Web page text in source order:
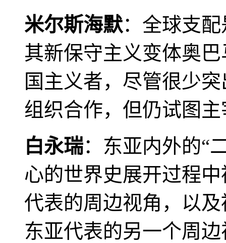
米尔斯海默：全球支
其新保守主义变体奥
国主义者，尽管很少
组织合作，但仍试图
白永瑞：东亚内外的“
心的世界史展开过程
代表的周边视角，以
东亚代表的另一个周